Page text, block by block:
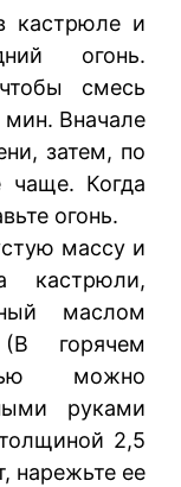
кастрюле и
огонь.
смесь
мин. Вначале
затем, по
чаще. Когда
огонь.
массу и
кастрюли,
маслом
горячем
можно
руками
2,5
нарежьте ее